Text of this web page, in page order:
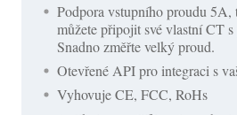
Podpora vstupního proudu 5A,
můžete připojit své vlastní CT
Snadno změřte velký proud.
Otevřené API pro integraci s
Vyhovuje CE, FCC, RoHs